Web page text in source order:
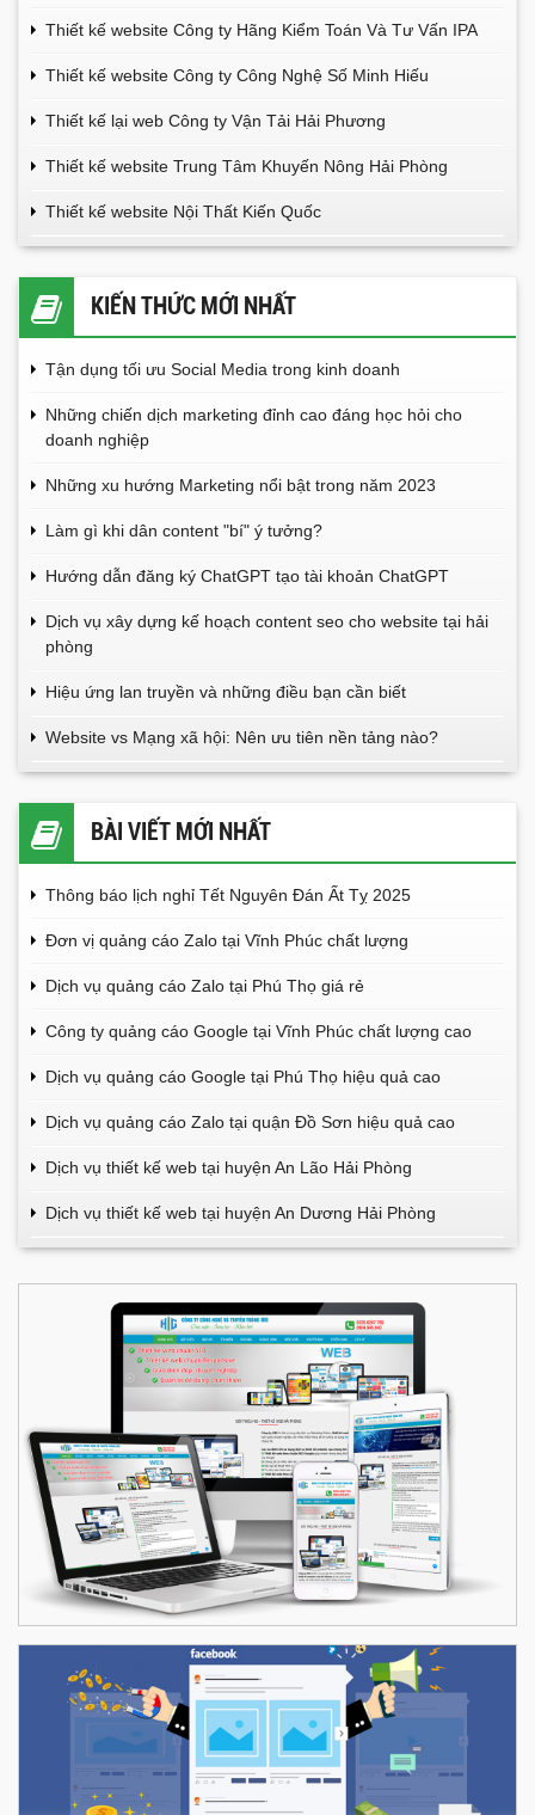
Thiết kế website Công ty Hãng Kiểm Toán Và Tư Vấn IPA
Thiết kế website Công ty Công Nghệ Số Minh Hiếu
Thiết kế lại web Công ty Vận Tải Hải Phương
Thiết kế website Trung Tâm Khuyến Nông Hải Phòng
Thiết kế website Nội Thất Kiến Quốc
KIẾN THỨC MỚI NHẤT
Tận dụng tối ưu Social Media trong kinh doanh
Những chiến dịch marketing đỉnh cao đáng học hỏi cho
doanh nghiệp
Những xu hướng Marketing nổi bật trong năm 2023
Làm gì khi dân content "bí" ý tưởng?
Hướng dẫn đăng ký ChatGPT tạo tài khoản ChatGPT
Dịch vụ xây dựng kế hoạch content seo cho website tại hải
phòng
Hiệu ứng lan truyền và những điều bạn cần biết
Website vs Mạng xã hội: Nên ưu tiên nền tảng nào?
BÀI VIẾT MỚI NHẤT
Thông báo lịch nghỉ Tết Nguyên Đán Ất Tỵ 2025
Đơn vị quảng cáo Zalo tại Vĩnh Phúc chất lượng
Dịch vụ quảng cáo Zalo tại Phú Thọ giá rẻ
Công ty quảng cáo Google tại Vĩnh Phúc chất lượng cao
Dịch vụ quảng cáo Google tại Phú Thọ hiệu quả cao
Dịch vụ quảng cáo Zalo tại quận Đồ Sơn hiệu quả cao
Dịch vụ thiết kế web tại huyện An Lão Hải Phòng
Dịch vụ thiết kế web tại huyện An Dương Hải Phòng